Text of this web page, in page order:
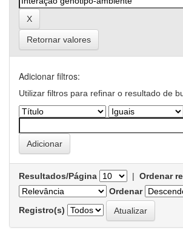
Retornar valores
Adicionar filtros:
Utilizar filtros para refinar o resultado de
Resultados/Página | Ordenar
Ordenar
Registro(s)